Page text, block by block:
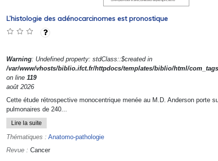
L’histologie des adénocarcinomes est pronostique
Warning: Undefined property: stdClass::$created in
/var/www/vhosts/biblio.ifct.fr/httpdocs/templates/biblio/html/
on line 119
août 2026
Cette étude rétrospective monocentrique menée au M.D. Anderson porte
pulmonaires de 240...
Lire la suite
Thématiques : Anatomo-pathologie
Revue : Cancer